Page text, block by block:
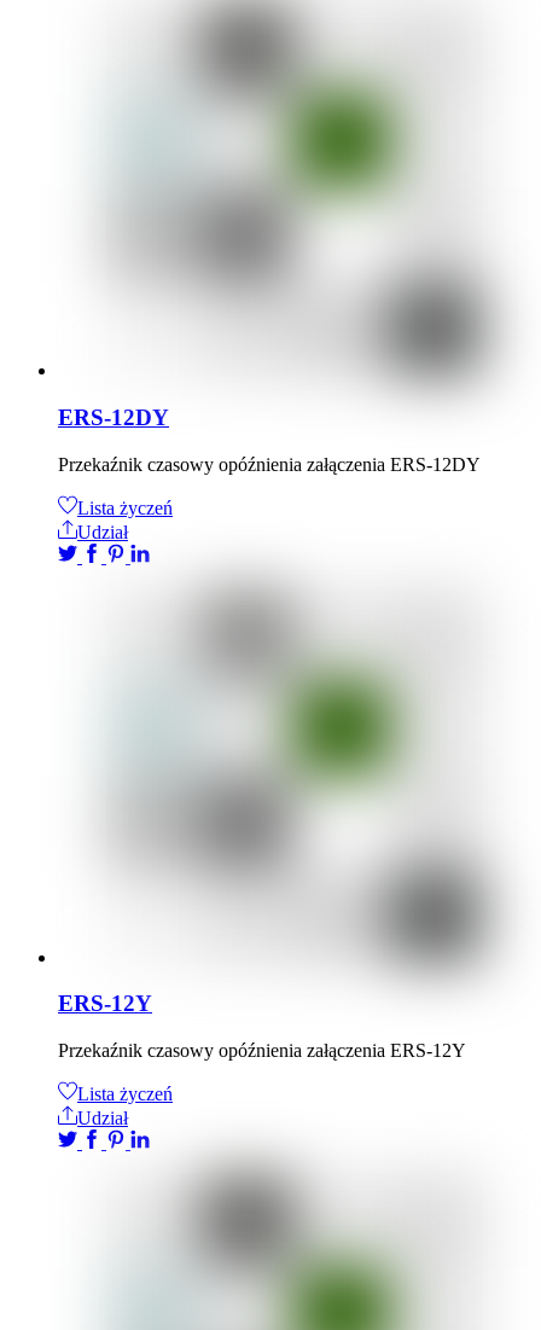
ERS-12DY
Przekaźnik czasowy opóźnienia załączenia ERS-12DY
Lista życzeń
Udział
ERS-12Y
Przekaźnik czasowy opóźnienia załączenia ERS-12Y
Lista życzeń
Udział